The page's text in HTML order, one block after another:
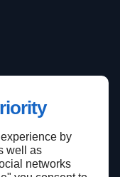
by
well as
networks